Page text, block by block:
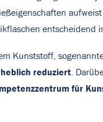
entscheidend
Kunststoff,
reduziert .
für